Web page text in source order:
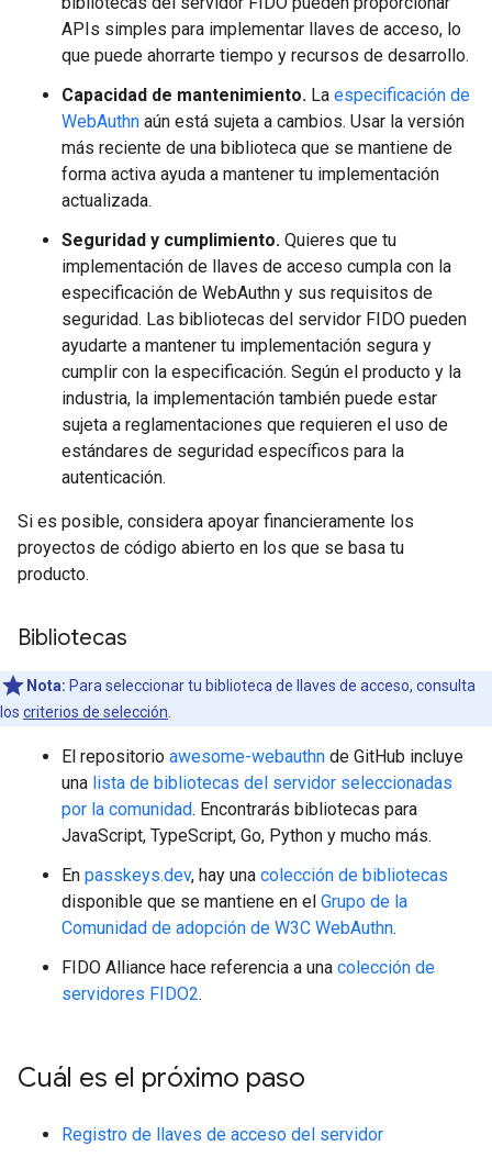
APIs simples para implementar llaves de acceso, lo
que puede ahorrarte tiempo y recursos de desarrollo.
Capacidad de mantenimiento. La especificación de
WebAuthn aún está sujeta a cambios. Usar la versión
más reciente de una biblioteca que se mantiene de
forma activa ayuda a mantener tu implementación
actualizada.
Seguridad y cumplimiento. Quieres que tu
implementación de llaves de acceso cumpla con la
especificación de WebAuthn y sus requisitos de
seguridad. Las bibliotecas del servidor FIDO pueden
ayudarte a mantener tu implementación segura y
cumplir con la especificación. Según el producto y la
industria, la implementación también puede estar
sujeta a reglamentaciones que requieren el uso de
estándares de seguridad específicos para la
autenticación.
Si es posible, considera apoyar financieramente los
proyectos de código abierto en los que se basa tu
producto.
Bibliotecas
Nota: Para seleccionar tu biblioteca de llaves de acceso, consulta
los criterios de selección
El repositorio awesome-webauthn de GitHub incluye
una lista de bibliotecas del servidor seleccionadas
por la comunidad. Encontrarás bibliotecas para
JavaScript, TypeScript, Go, Python y mucho más.
En passkeys.dev, hay una colección de bibliotecas
disponible que se mantiene en el Grupo de la
Comunidad de adopción de W3C WebAuthn.
FIDO Alliance hace referencia a una colección de
servidores FIDO2.
Cuál es el próximo paso
Registro de llaves de acceso del servidor